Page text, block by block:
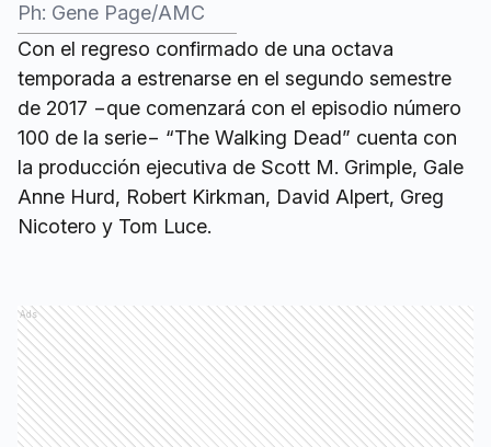
Ph: Gene Page/AMC
Con el regreso confirmado de una octava
temporada a estrenarse en el segundo semestre
de 2017 −que comenzará con el episodio número
100 de la serie− “The Walking Dead” cuenta con
la producción ejecutiva de Scott M. Grimple, Gale
Anne Hurd, Robert Kirkman, David Alpert, Greg
Nicotero y Tom Luce.
Ads